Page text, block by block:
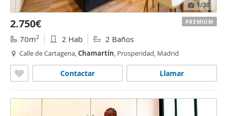
1/30
2.750€
70m2 2 Hab 2 Baños
Calle de Cartagena,Chamartín, Prosperidad, Madrid
Llamar
Contactar
PREMIUM